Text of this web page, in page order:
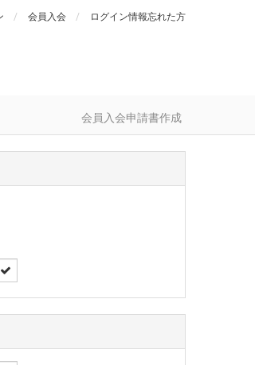
会員入会 ログイン情報忘れた方
会員入会申請書作成